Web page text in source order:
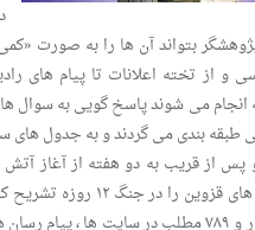
بتواند آن ها را به صورت
و از تخته اعلانات تا پیام های
می شوند پاسخ گویی به سوال
طبقه بندی می گردند و به جدول های
پس از قریب به دو هفته از آغاز
فعالیت رسانه
بیش از ۲۴ هزار و ۷۸۹ مطلب در سایت